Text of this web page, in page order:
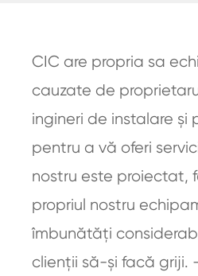
CIC are propria sa
cauzate de
ingineri de instalare și
pentru a vă oferi
nostru este proiectat,
propriul nostru
îmbunătăți
clienții să-și facă griji.